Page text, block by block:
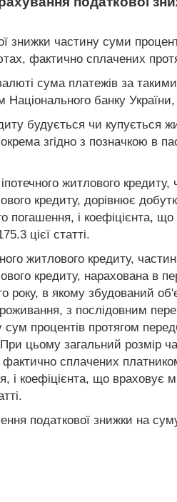
частину суми
фактично сплачених
сума платежів за
банку
будується чи купується
згідно з позначкою в
житлового
кредиту, дорівнює
погашення, і коефіцієнта,
цієї статті.
житлового кредиту,
кредиту, нарахована в
року, в якому збудований
з послідовним
процентів протягом
цьому загальний розмір
сплачених
і коефіцієнта, що
податкової знижки на